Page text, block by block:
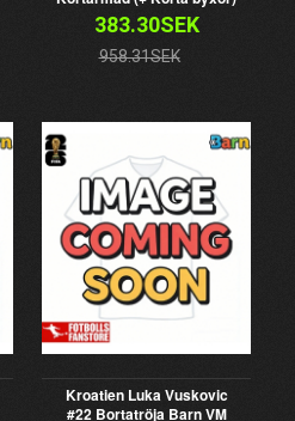
383.30SEK
958.31SEK
Kroatien Luka Vuskovic
#22 Bortatröja Barn VM